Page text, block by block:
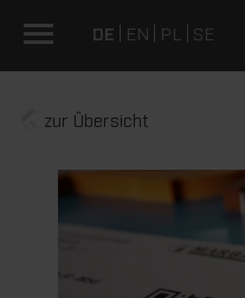
DE EN PL SE
zur Übersicht